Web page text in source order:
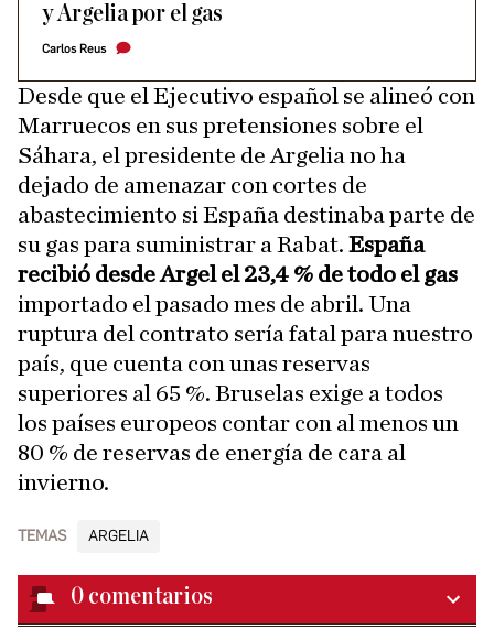
y Argelia por el gas
Carlos Reus
Desde que el Ejecutivo español se alineó con
Marruecos en sus pretensiones sobre el
Sáhara, el presidente de Argelia no ha
dejado de amenazar con cortes de
abastecimiento si España destinaba parte de
su gas para suministrar a Rabat. España
recibió desde Argel el 23,4 % de todo el gas
importado el pasado mes de abril. Una
ruptura del contrato sería fatal para nuestro
país, que cuenta con unas reservas
superiores al 65 %. Bruselas exige a todos
los países europeos contar con al menos un
80 % de reservas de energía de cara al
invierno.
TEMAS ARGELIA
0 comentarios